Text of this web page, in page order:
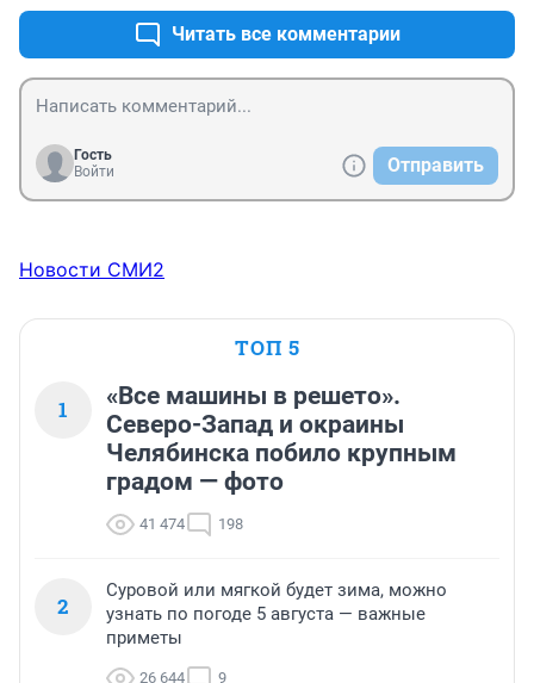
Читать все комментарии
Гость
Войти
Отправить
Новости СМИ2
ТОП 5
1
«Все машины в решето».
Северо-Запад и окраины
Челябинска побило крупным
градом — фото
41 474 198
2
Суровой или мягкой будет зима, можно
узнать по погоде 5 августа — важные
приметы
26 644 9